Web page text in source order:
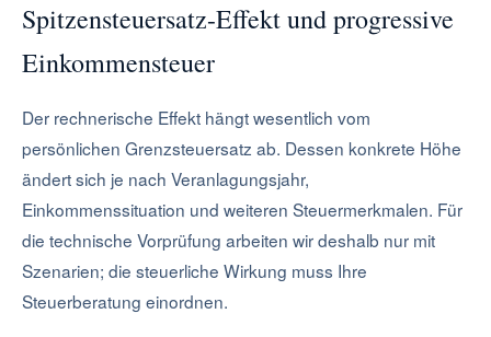
Spitzensteuersatz-Effekt und progressive
Einkommensteuer
Der rechnerische Effekt hängt wesentlich vom
persönlichen Grenzsteuersatz ab. Dessen konkrete Höhe
ändert sich je nach Veranlagungsjahr,
Einkommenssituation und weiteren Steuermerkmalen. Für
die technische Vorprüfung arbeiten wir deshalb nur mit
Szenarien; die steuerliche Wirkung muss Ihre
Steuerberatung einordnen.